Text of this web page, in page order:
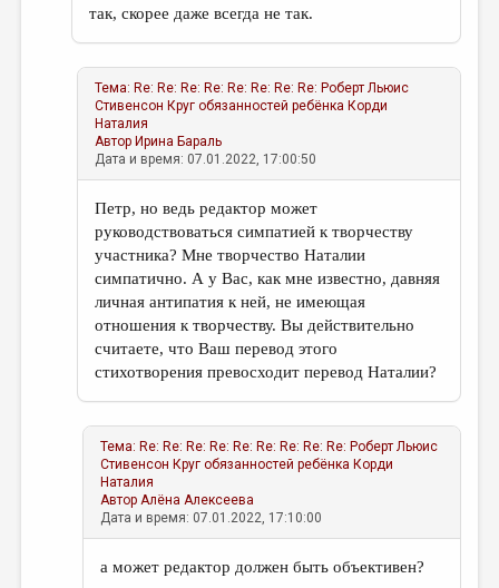
так, скорее даже всегда не так.
Тема: Re: Re: Re: Re: Re: Re: Re: Re: Роберт Льюис
Стивенсон Круг обязанностей ребёнка Корди
Наталия
Автор Ирина Бараль
Дата и время: 07.01.2022, 17:00:50
Петр, но ведь редактор может
руководствоваться симпатией к творчеству
участника? Мне творчество Наталии
симпатично. А у Вас, как мне известно, давняя
личная антипатия к ней, не имеющая
отношения к творчеству. Вы действительно
считаете, что Ваш перевод этого
стихотворения превосходит перевод Наталии?
Тема: Re: Re: Re: Re: Re: Re: Re: Re: Re: Роберт Льюис
Стивенсон Круг обязанностей ребёнка Корди
Наталия
АвторАлёна Алексеева
Дата и время: 07.01.2022, 17:10:00
а может редактор должен быть объективен?